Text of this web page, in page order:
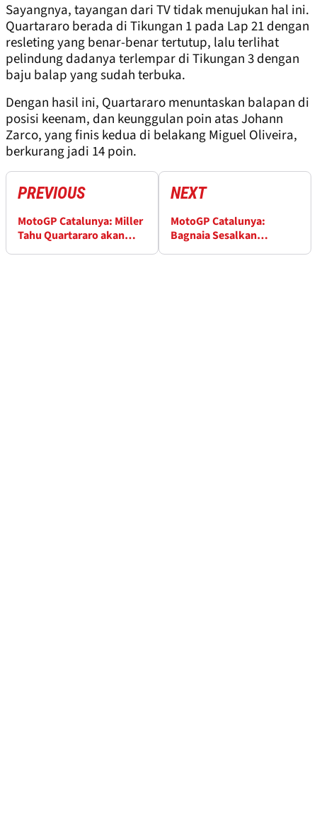
Sayangnya, tayangan dari TV tidak menujukan hal ini.
Quartararo berada di Tikungan 1 pada Lap 21 dengan
resleting yang benar-benar tertutup, lalu terlihat
pelindung dadanya terlempar di Tikungan 3 dengan
baju balap yang sudah terbuka.
Dengan hasil ini, Quartararo menuntaskan balapan di
posisi keenam, dan keunggulan poin atas Johann
Zarco, yang finis kedua di belakang Miguel Oliveira,
berkurang jadi 14 poin.
PREVIOUS
MotoGP Catalunya: Miller
Tahu Quartararo akan
Mendapat Penalti
NEXT
MotoGP Catalunya:
Bagnaia Sesalkan
Pemilihan Ban Medium